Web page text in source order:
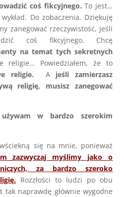
coś fikcyjnego. To jest…
Do zobaczenia. Dziękuję
zanegować rzeczywistość, jeśli
coś fikcyjnego. Chcę
na temat tych sekretnych
religie… Powiedziałem, że to
religie. A jeśli zamierzasz
religię, musisz zanegować
używam w bardzo szerokim
się na mnie, ponieważ
zazwyczaj myślimy jako o
za bardzo szeroko
Rozzłości to ludzi po obu
tak naprawdę głównie wygodne